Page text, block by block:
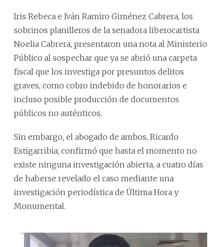
Iris Rebeca e Iván Ramiro Giménez Cabrera, los
sobrinos planilleros de la senadora liberocartista
Noelia Cabrera, presentaron una nota al Ministerio
Público al sospechar que ya se abrió una carpeta
fiscal que los investiga por presuntos delitos
graves, como cobro indebido de honorarios e
incluso posible producción de documentos
públicos no auténticos.
Sin embargo, el abogado de ambos, Ricardo
Estigarribia, confirmó que hasta el momento no
existe ninguna investigación abierta, a cuatro días
de haberse revelado el caso mediante una
investigación periodística de Última Hora y
Monumental.